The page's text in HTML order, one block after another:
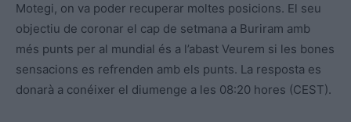
Motegi, on va poder recuperar moltes posicions. El seu
objectiu de coronar el cap de setmana a Buriram amb
més punts per al mundial és a l’abast Veurem si les bones
sensacions es refrenden amb els punts. La resposta es
donarà a conéixer el diumenge a les 08:20 hores (CEST).